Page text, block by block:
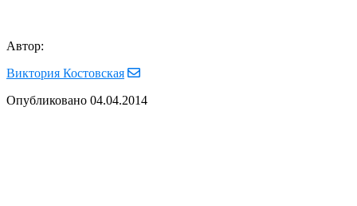
Автор:
Виктория Костовская
Опубликовано 04.04.2014